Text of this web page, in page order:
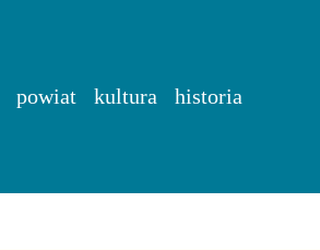
powiat kultura historia